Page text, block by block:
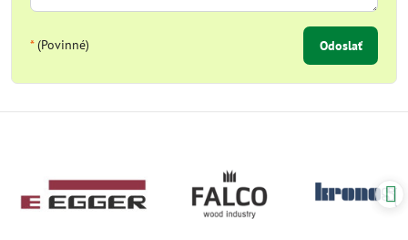
*(Povinné) Odoslať